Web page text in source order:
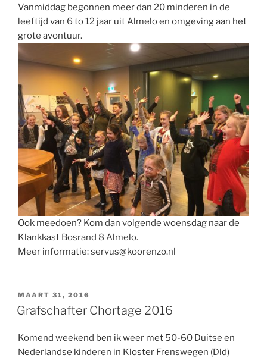
Vanmiddag begonnen meer dan 20 minderen in de
leeftijd van 6 to 12 jaar uit Almelo en omgeving aan het
grote avontuur.
Ook meedoen? Kom dan volgende woensdag naar de
Klankkast Bosrand 8 Almelo.
Meer informatie: servus@koorenzo.nl
GEPLAATST
OP
MAART 31, 2016
Grafschafter Chortage 2016
Komend weekend ben ik weer met 50-60 Duitse en
Nederlandse kinderen in Kloster Frenswegen (Dld)